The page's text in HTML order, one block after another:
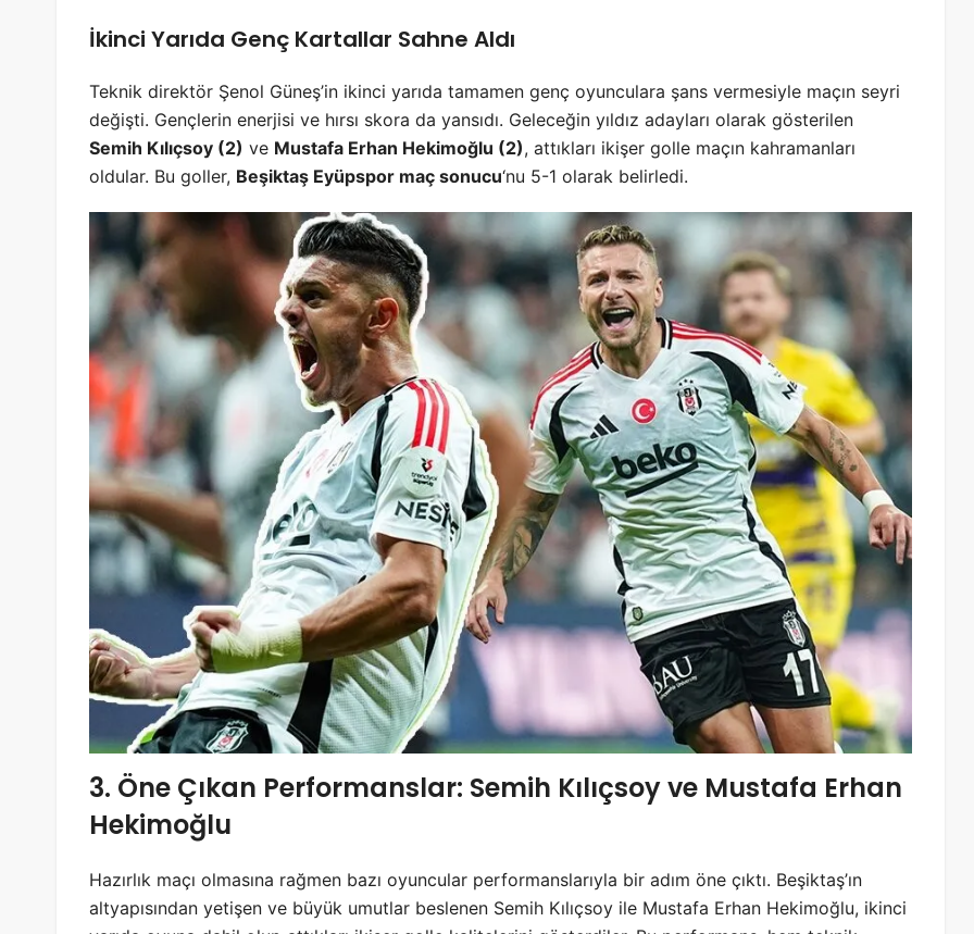
İkinci Yarıda Genç Kartallar Sahne Aldı
Teknik direktör Şenol Güneş’in ikinci yarıda tamamen genç oyunculara şans vermesiyle maçın seyri
değişti. Gençlerin enerjisi ve hırsı skora da yansıdı. Geleceğin yıldız adayları olarak gösterilen
Semih Kılıçsoy (2) ve Mustafa Erhan Hekimoğlu (2), attıkları ikişer golle maçın kahramanları
oldular. Bu goller, Beşiktaş Eyüpspor maç sonucu‘nu 5-1 olarak belirledi.
3. Öne Çıkan Performanslar: Semih Kılıçsoy ve Mustafa Erhan
Hekimoğlu
Hazırlık maçı olmasına rağmen bazı oyuncular performanslarıyla bir adım öne çıktı. Beşiktaş’ın
altyapısından yetişen ve büyük umutlar beslenen Semih Kılıçsoy ile Mustafa Erhan Hekimoğlu, ikinci